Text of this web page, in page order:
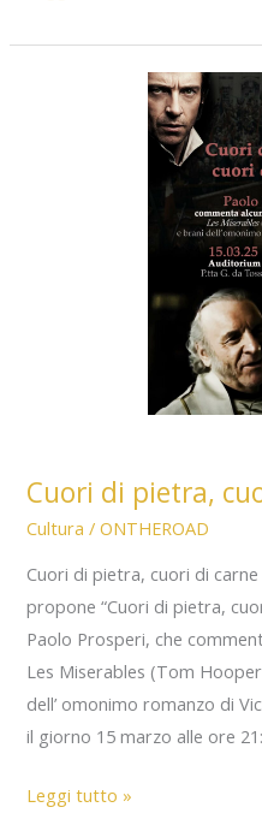
Trionfo
Cuori di pietra,
Cultura /ONTHEROAD
Cuori di pietra, cuori di
propone “Cuori di pietra,
Paolo Prosperi, che
Les Miserables (Tom
dell’ omonimo romanzo di
il giorno 15 marzo alle ore
Cuori
Leggi tutto »